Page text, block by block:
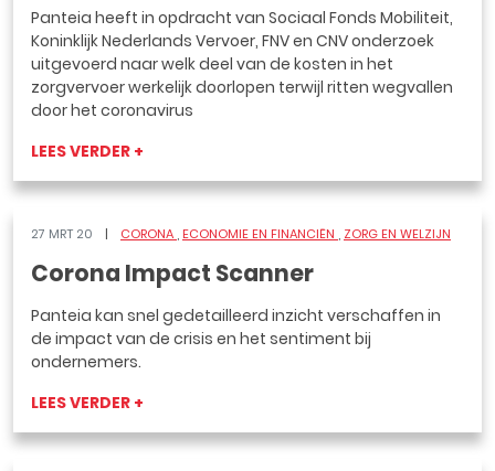
Panteia heeft in opdracht van Sociaal Fonds Mobiliteit,
Koninklijk Nederlands Vervoer, FNV en CNV onderzoek
uitgevoerd naar welk deel van de kosten in het
zorgvervoer werkelijk doorlopen terwijl ritten wegvallen
door het coronavirus
LEES VERDER +
27 MRT 20 CORONA ECONOMIE EN FINANCIËN ZORG EN WELZIJN
Corona Impact Scanner
Panteia kan snel gedetailleerd inzicht verschaffen in
de impact van de crisis en het sentiment bij
ondernemers.
LEES VERDER +